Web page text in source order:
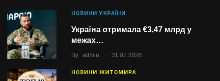
НОВИНИ УКРАЇНИ
Україна отримала €3,47 млрд у
межах…
By admin . 31.07.2026
НОВИНИ ЖИТОМИРА